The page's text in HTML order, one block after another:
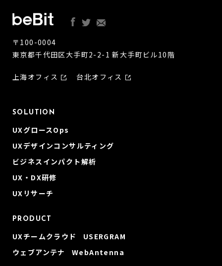
〒100-0004
東京都千代田区大手町2-2-1 新大手町ビル10階
上海オフィス 台北オフィス
SOLUTION
UXグロースOps
UXデザインコンサルティング
ビジネスインパクト解析
UX・DX研修
UXリサーチ
PRODUCT
UXチームクラウド USERGRAM
ウェブアンテナ WebAntenna